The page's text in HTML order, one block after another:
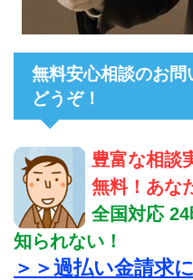
無料安心相談のお問
どうぞ！
豊富な相談
無料！あな
全国対応
知られない！
＞＞過払い金請求